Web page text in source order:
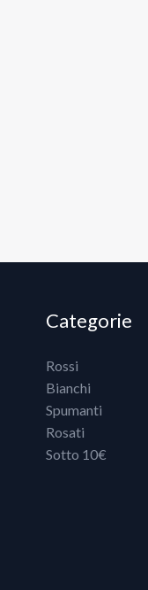
Categorie
Rossi
Bianchi
Spumanti
Rosati
Sotto 10€